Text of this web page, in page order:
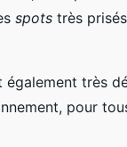
spots très
également très
pour